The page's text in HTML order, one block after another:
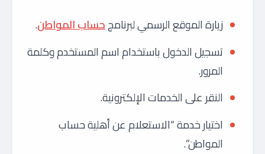
زيارة الموقع الرسمي لبرنامجحساب المواطن.
تسجيل الدخول باستخدام اسم المستخدم وكلمة
المرور.
النقر على الخدمات الإلكترونية.
اختيار خدمة “الاستعلام عن أهلية حساب
المواطن”.